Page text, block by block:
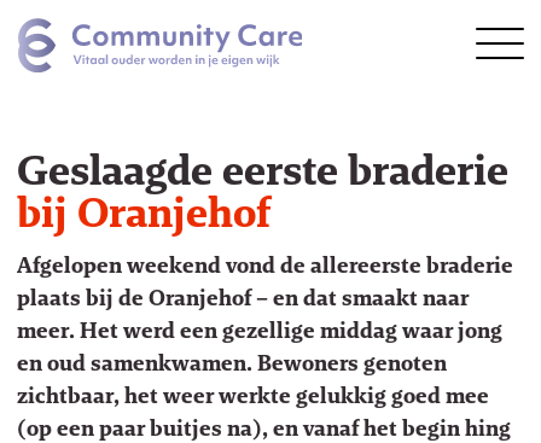
Vragen?
Geslaagde eerste braderie
bij Oranjehof
Afgelopen weekend vond de allereerste braderie
plaats bij de Oranjehof – en dat smaakt naar
meer. Het werd een gezellige middag waar jong
en oud samenkwamen. Bewoners genoten
zichtbaar, het weer werkte gelukkig goed mee
(op een paar buitjes na), en vanaf het begin hing